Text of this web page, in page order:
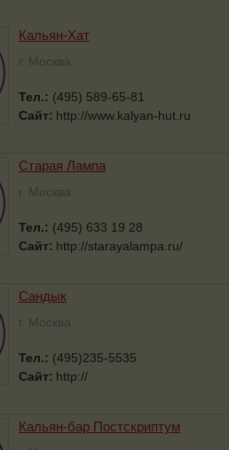
Кальян-Хат
г. Москва
Тел.: (495) 589-65-81
Сайт: http://www.kalyan-hut.ru
Старая Лампа
г. Москва
Тел.: (495) 633 19 28
Сайт: http://starayalampa.ru/
Сандык
г. Москва
Тел.: (495)235-5535
Сайт: http://
Кальян-бар Постскриптум